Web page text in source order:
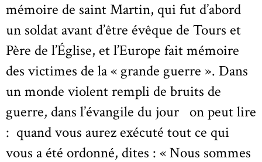
mémoire de saint Martin, qui fut d’abord
un soldat avant d’être évêque de Tours et
Père de l’Église, et l’Europe fait mémoire
des victimes de la « grande guerre ». Dans
un monde violent rempli de bruits de
guerre, dans l’évangile du jour on peut lire
: quand vous aurez exécuté tout ce qui
vous a été ordonné, dites : « Nous sommes